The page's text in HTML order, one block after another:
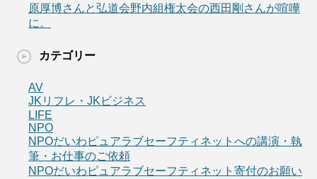
原厚博さんと弘道会野内組権太会の西田剛さんが喧嘩
に。
カテゴリー
AV
JKリフレ・JKビジネス
LIFE
NPO
NPOだいわピュアラブセーフティネットへの講演・執
筆・お仕事のご依頼
NPOだいわピュアラブセーフティネット寄付のお願い